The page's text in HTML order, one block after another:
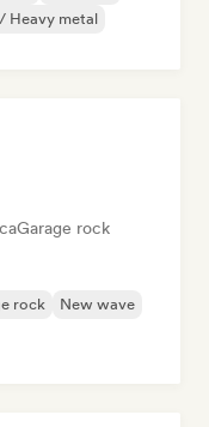
Heavy metal
Garage rock
rock
New wave